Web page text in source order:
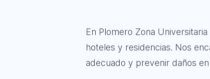
En Plomero Zona
hoteles y residencias. Nos
adecuado y prevenir daños